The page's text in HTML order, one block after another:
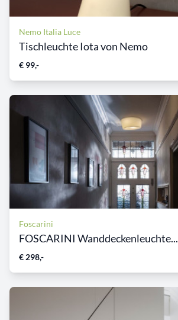
Nemo Italia Luce
Tischleuchte Iota von Nemo
€ 99,-
Foscarini
FOSCARINI Wanddeckenleuchte...
€ 298,-